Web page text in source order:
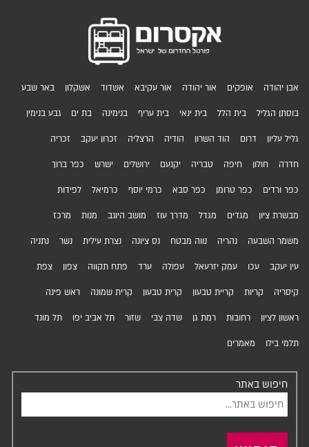
אבן יהודה אופקים אור יהודה אור עקיבא אשדוד אשקלון באר שבע
בוסתן הגליל בית הלל בית ינאי בית עריף בנימינה בת ים גבע בנימין
גליל עליון דרום הוד השרון הודיה הרצליה זכרון יעקב זכריה
חדרה חולון חיפה טבריה יקנעם ירושלים ישרש כפר ברוך
כפר ורדים כפר טרומן כפר סבא כרמי יוסף כרמיאל לפידות
מבשרת ציון מגדים מגדל מדרך עוז מושב היוגב מנות מרכז
משמר השבעה נהריה נווה מבטח נס ציונה נצרת עילית נשר נתניה
עין יעקב עכו עמק יזרעאל עפולה ערד פתח תקווה צפון צפת
קיסריה קריות קריית טבעון קרית טבעון קרית שמונה ראש פינה
ראשון לציון רחובות רמת גן שדה צבי שזור תל אביב יפו תל מונד
תלמי בילו מאמרים
חיפוש באתר